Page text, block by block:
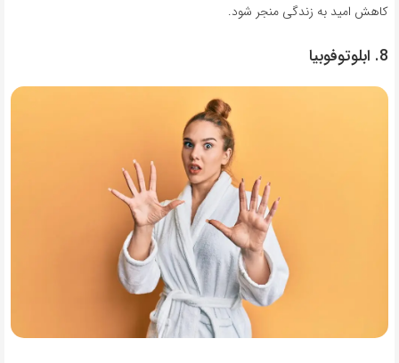
کاهش امید به زندگی منجر شود.
8. ابلوتوفوبیا